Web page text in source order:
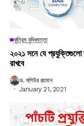
কৃত্রিম বুদ্ধিমত্তা
২০২১ সনে যে প্রযুক্তিগুলো
রাখবে
ড. মশিউর রহমান
January 21, 2021